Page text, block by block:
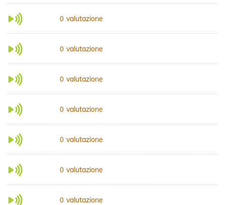
0 valutazione
0 valutazione
0 valutazione
0 valutazione
0 valutazione
0 valutazione
0 valutazione